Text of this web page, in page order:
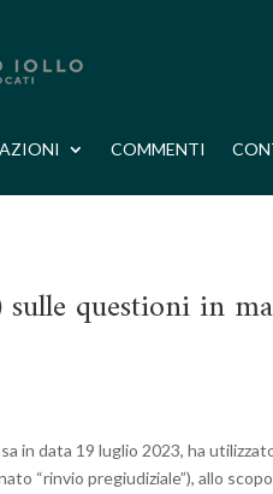
COMMENTI
questioni in
in data 19 luglio 2023, ha
“rinvio pregiudiziale”), allo